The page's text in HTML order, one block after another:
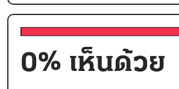
0% เห็นด้วย